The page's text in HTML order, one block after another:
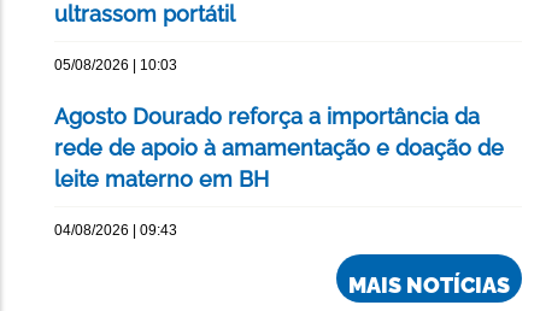
ultrassom portátil
05/08/2026 | 10:03
Agosto Dourado reforça a importância da
rede de apoio à amamentação e doação de
leite materno em BH
04/08/2026 | 09:43
MAIS NOTÍCIAS